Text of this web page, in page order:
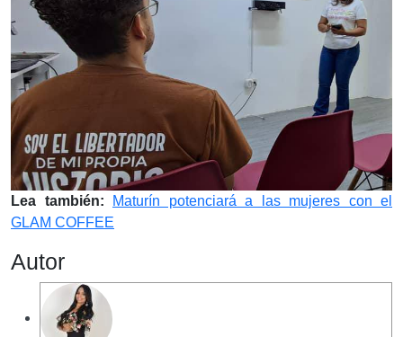
Lea también:
Maturín potenciará a las mujeres con el
GLAM COFFEE
Autor